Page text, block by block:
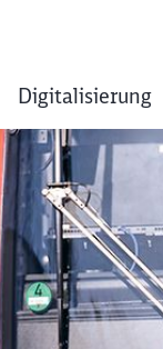
Digitalisierung